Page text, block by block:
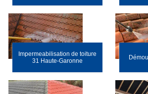
Impermeabilisation de toiture
31 Haute-Garonne